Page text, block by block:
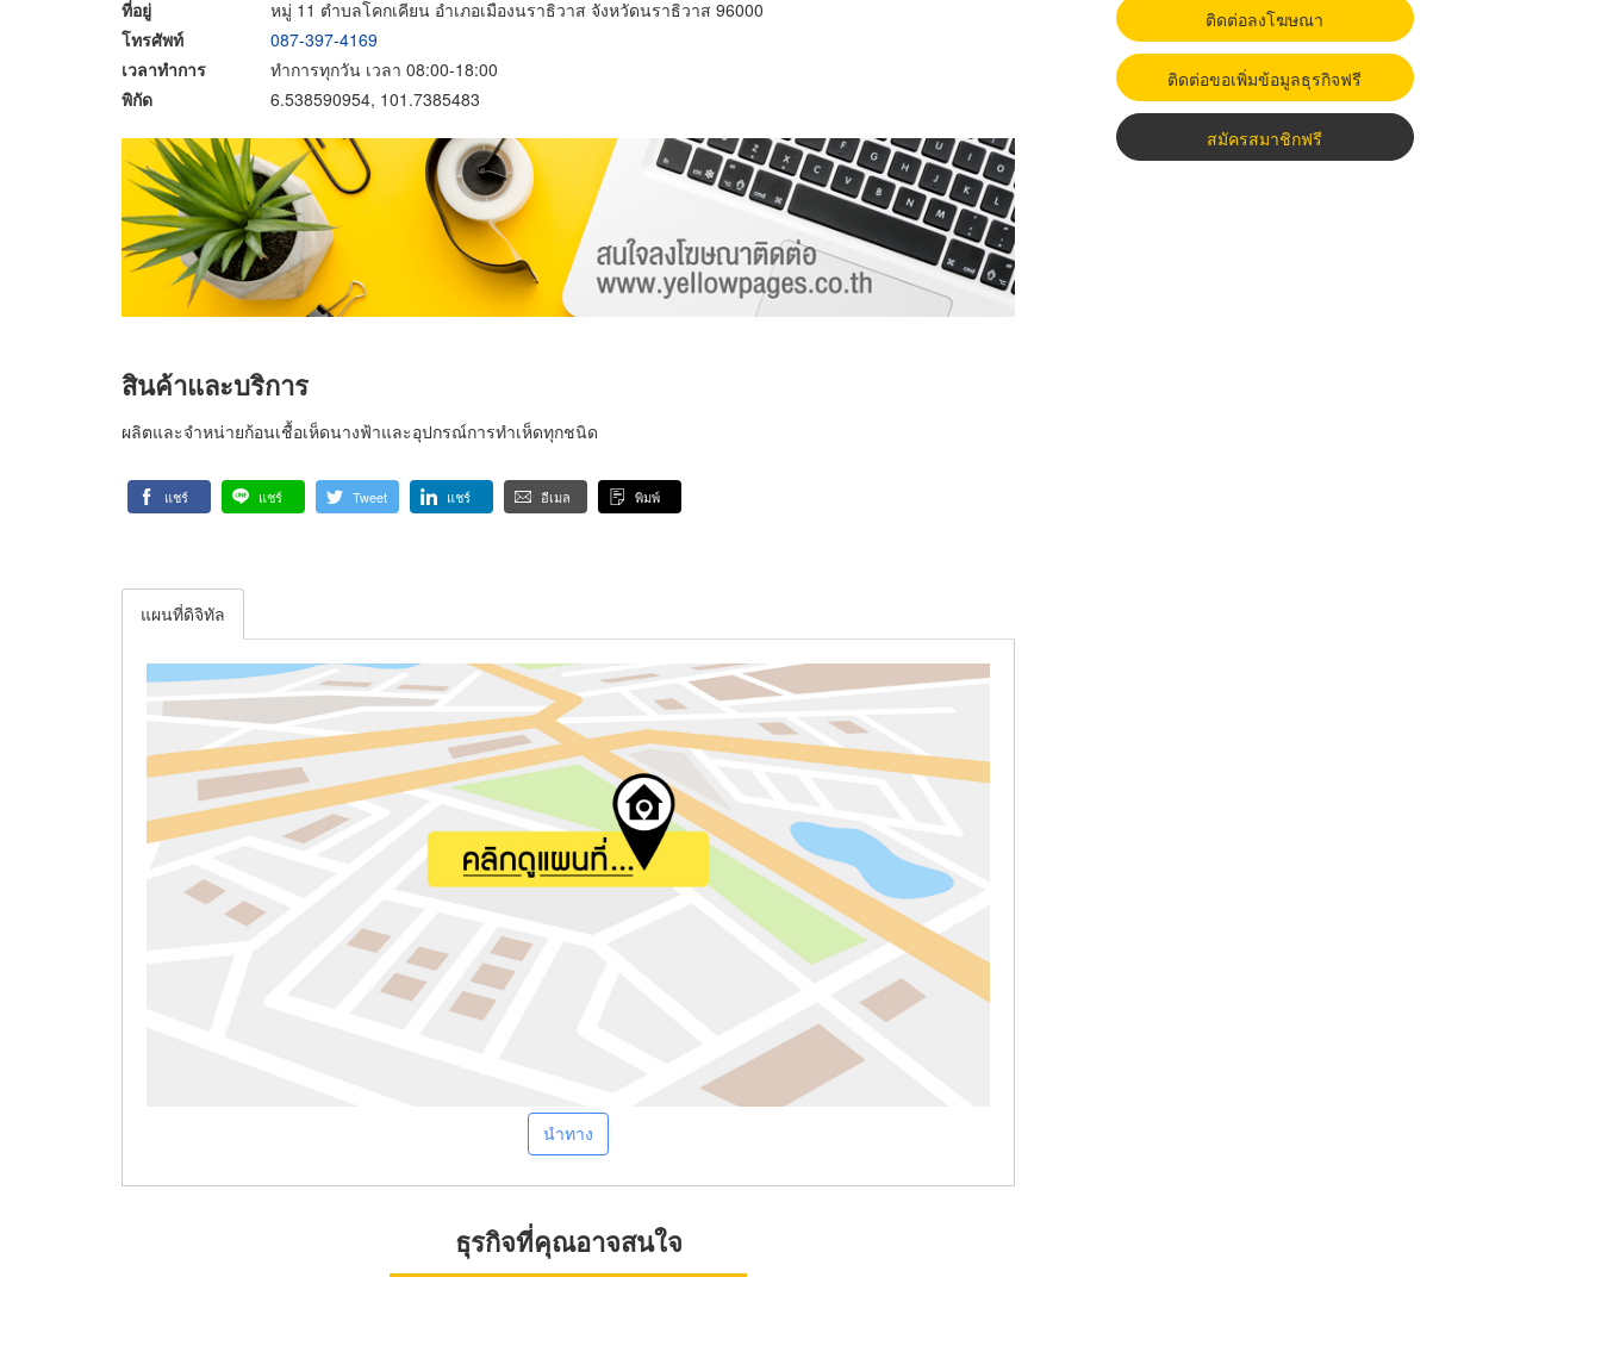
ที่อยู่
หมู่ 11 ตำบลโคกเคียน อำเภอเมืองนราธิวาส จังหวัดนราธิวาส 96000
โทรศัพท์
087-397-4169
เวลาทำการ
ทำการทุกวัน เวลา 08:00-18:00
พิกัด
6.538590954, 101.7385483
สินค้าและบริการ
ผลิตและจำหน่ายก้อนเชื้อเห็ดนางฟ้าและอุปกรณ์การทำเห็ดทุกชนิด
แชร์ แชร์ Tweet แชร์ อีเมล พิมพ์
แผนที่ดิจิทัล
นำทาง
ธุรกิจที่คุณอาจสนใจ
ติดต่อลงโฆษณา
ติดต่อขอเพิ่มข้อมูลธุรกิจฟรี
สมัครสมาชิกฟรี